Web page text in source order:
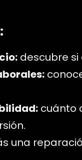
descubre
cuánto
una